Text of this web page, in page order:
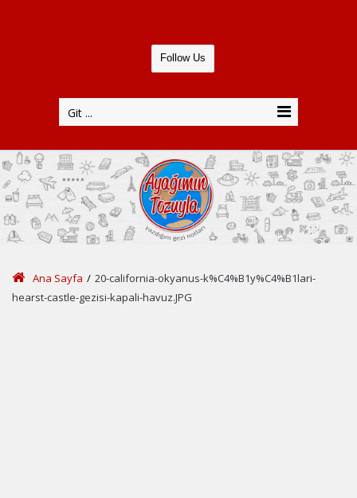
Follow Us
Git ...
Ana Sayfa / 20-california-okyanus-k%C4%B1y%C4%B1lari-
hearst-castle-gezisi-kapali-havuz.JPG